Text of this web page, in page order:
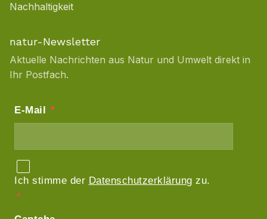
Nachhaltigkeit
natur-Newsletter
Aktuelle Nachrichten aus Natur und Umwelt direkt in
Ihr Postfach.